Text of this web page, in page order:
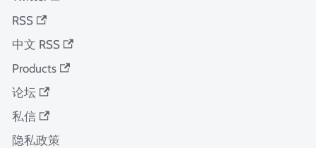
RSS
中文 RSS
Products
论坛
私信
隐私政策